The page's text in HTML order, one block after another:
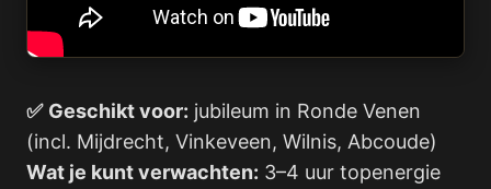
✅ Geschikt voor: jubileum in Ronde Venen
(incl. Mijdrecht, Vinkeveen, Wilnis, Abcoude)
Wat je kunt verwachten: 3–4 uur topenergie